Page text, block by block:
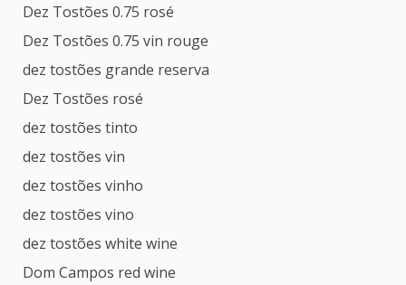
Dez Tostões 0.75 rosé
Dez Tostões 0.75 vin rouge
dez tostões grande reserva
Dez Tostões rosé
dez tostões tinto
dez tostões vin
dez tostões vinho
dez tostões vino
dez tostões white wine
Dom Campos red wine